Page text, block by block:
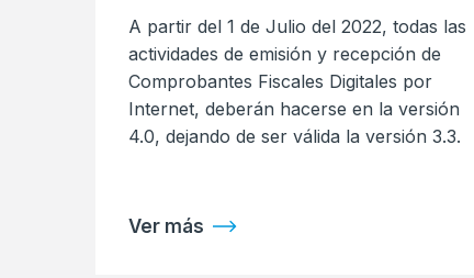
A partir del 1 de Julio del 2022, todas las
actividades de emisión y recepción de
Comprobantes Fiscales Digitales por
Internet, deberán hacerse en la versión
4.0, dejando de ser válida la versión 3.3.
Ver más